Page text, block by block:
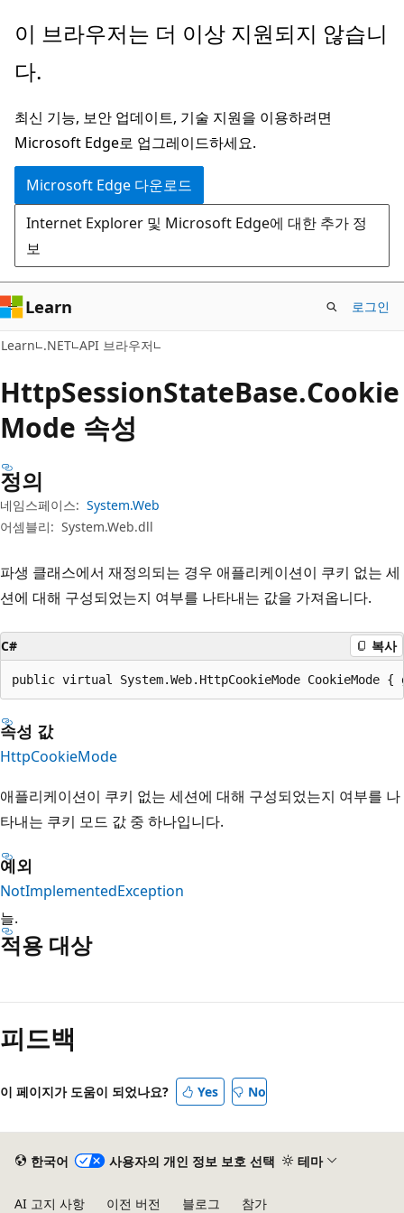
주
콘
츠
로
건
너
뛰
기
페
지
탐
색
으
로
건
너
뛰
기
이 브라우저는 더 이상 지원되지 않습니
다.
최신 기능, 보안 업데이트, 기술 지원을 이용하려면
Microsoft Edge로 업그레이드하세요.
Microsoft Edge 다운로드
Internet Explorer 및 Microsoft Edge에 대한 추가 정
보
Learn 로그인
Learn .NET API 브라우저
HttpSessionStateBase.Cookie
Mode 속성
정의
네임스페이스: System.Web
어셈블리: System.Web.dll
파생 클래스에서 재정의되는 경우 애플리케이션이 쿠키 없는 세
션에 대해 구성되었는지 여부를 나타내는 값을 가져옵니다.
C# 복사
public virtual System.Web.HttpCookieMode CookieMode
속성 값
HttpCookieMode
애플리케이션이 쿠키 없는 세션에 대해 구성되었는지 여부를 나
타내는 쿠키 모드 값 중 하나입니다.
예외
NotImplementedException
늘.
적용 대상
기
모
사
안
피드백
이 페이지가 도움이 되었나요? Yes No
한국어 사용자의 개인 정보 보호 선택 테마
AI 고지 사항 이전 버전 블로그 참가